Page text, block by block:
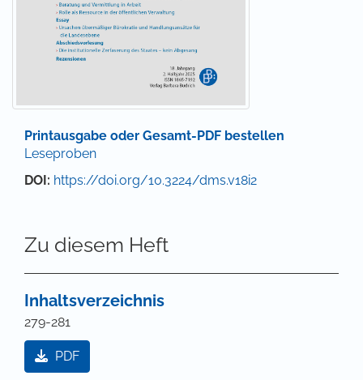
Printausgabe oder Gesamt-PDF bestellen
Leseproben
DOI: https://doi.org/10.3224/dms.v18i2
Zu diesem Heft
Inhaltsverzeichnis
279-281
PDF